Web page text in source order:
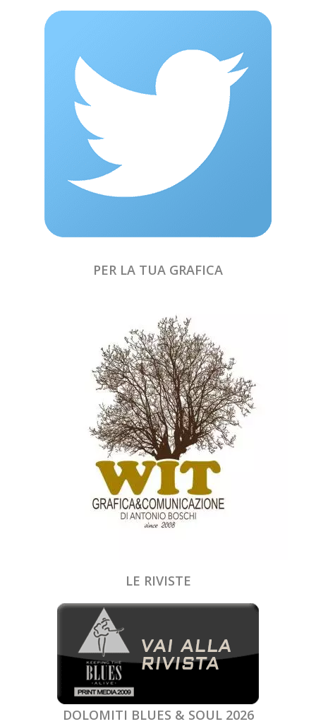
PER LA TUA GRAFICA
LE RIVISTE
DOLOMITI BLUES & SOUL 2026